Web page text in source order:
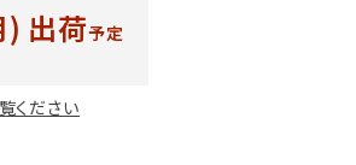
出荷予定
ください